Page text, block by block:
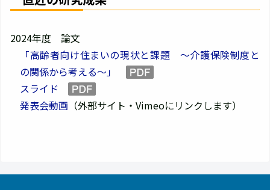
2024年度 論文
「高齢者向け住まいの現状と課題 ～介護保険制度と
の関係から考える～」
スライド
発表会動画 （外部サイト・Vimeoにリンクします）